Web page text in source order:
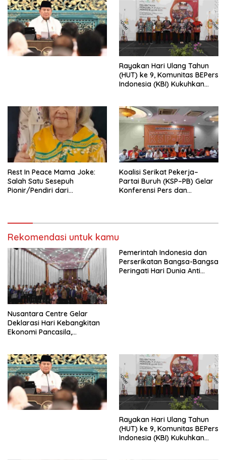
Penjajahan (Pergolakan
Ekonomi Politik Indonesia) &
Simposium Nasional “Urgensi
Undang-Undang
Perekonomian Nasional dan
Kesejahteraan Sosial dalam
Rayakan Hari Ulang Tahun
(HUT) ke 9, Komunitas BEPers
Indonesia (KBI) Kukuhkan
Tema: “Penguatan dan
Pengembangan Organisasi
KBI yang Berbasis Riset di
seluruh Indonesia dan
Mancanegara”.
Rest In Peace Mama Joke:
Salah Satu Sesepuh
Pionir/Pendiri dari
Kasih Allah.
Koalisi Serikat Pekerja–
Partai Buruh (KSP–PB) Gelar
Konferensi Pers dan
RUU Ketenagakerjaan Baru.
Rekomendasi untuk kamu
Nusantara Centre Gelar
Deklarasi Hari Kebangkitan
Ekonomi Pancasila,
Penjajahan (Pergolakan
Ekonomi Politik Indonesia) &
Simposium Nasional “Urgensi
Undang-Undang
Perekonomian Nasional dan
Kesejahteraan Sosial dalam
Pemerintah Indonesia dan
Perserikatan Bangsa-Bangsa
Peringati Hari Dunia Anti
Rayakan Hari Ulang Tahun
(HUT) ke 9, Komunitas BEPers
Indonesia (KBI) Kukuhkan